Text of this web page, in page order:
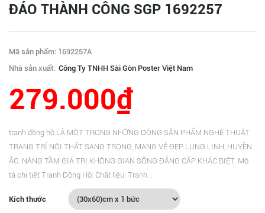
ĐÁO THÀNH CÔNG SGP 1692257
Mã sản phẩm: 1692257A
Nhà sản xuất: Công Ty TNHH Sài Gòn Poster Việt Nam
279.000₫
tranh đồng hồ LÀ MỘT TRONG NHỮNG DÒNG SẢN PHẨM NGHỆ THUẬT
TRANG TRÍ NỘI THẤT SANG TRỌNG, MANG VẺ ĐẸP LUNG LINH, HUYỀN
ẢO. NÂNG TẦM GIÁ TRỊ KHÔNG GIAN SỐNG ĐẲNG CẤP KHÁC BIỆT. Mô
tả chi tiết Tranh Đồng Hồ: Chất liệu: Tranh...
Kích thước